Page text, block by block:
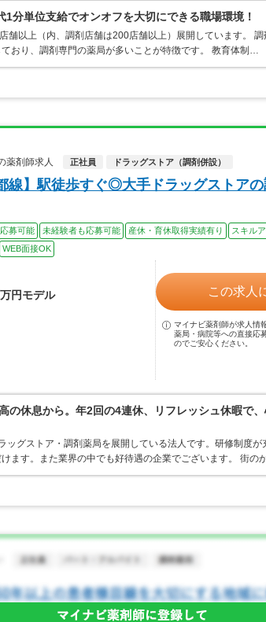
1分単位支給でオンオフを大切にできる職場環境！
舗以上（内、調剤店舗は200店舗以上）展開しています。
おり、調剤専門の薬局が多いことが特徴です。 教育体制…
薬剤師求人
正社員 ドラッグストア（調剤併設）
線】駅徒歩すぐ◎大手ドラッグストア
募可能 未経験者も応募可能 産休・育休取得実績有り スキル
WEB面接OK
円モデル
この求人
マイナビ薬剤師が求人情
薬局・病院等への直接応
のでご安心ください。
の休息から。年2回の4連休、リフレッシュ休暇で
ッグストア・調剤薬局を展開している法人です。研修制度
ます。また業界の中でも好待遇の企業でございます。 街の